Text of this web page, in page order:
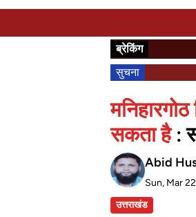
ब्रेकिंग
सुचना
सकता है:
Abid
Sun, Mar
उत्तराखंड